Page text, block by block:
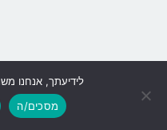
גלילה
לראש
לידיעתך, אנחנו
מסכים/ה